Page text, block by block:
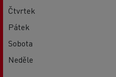
Čtvrtek
Pátek
Sobota
Neděle